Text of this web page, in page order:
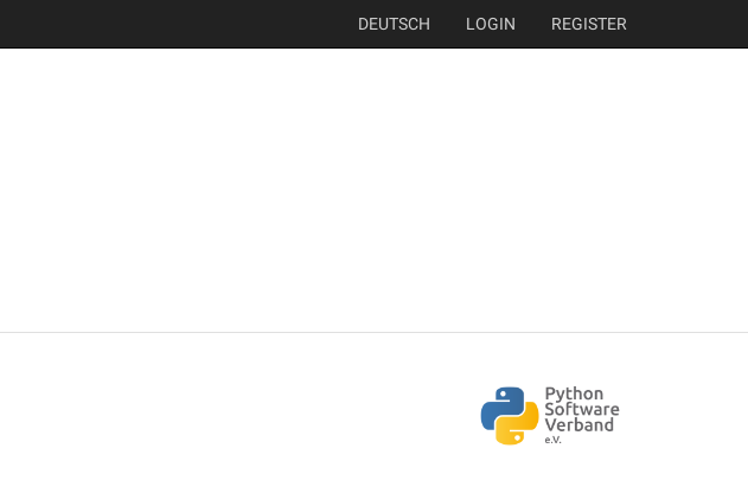
DEUTSCH LOGIN REGISTER